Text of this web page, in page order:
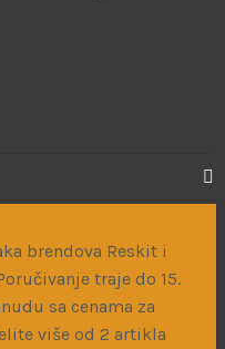
brendova Reskit i
traje do 15.
sa cenama za
više od 2 artikla